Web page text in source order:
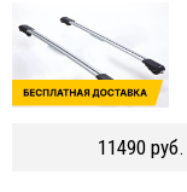
11490 руб.